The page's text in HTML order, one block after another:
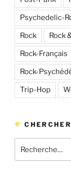
Psychedelic-
Rock Rock
Rock-Français
Rock-
Trip-Hop
pour